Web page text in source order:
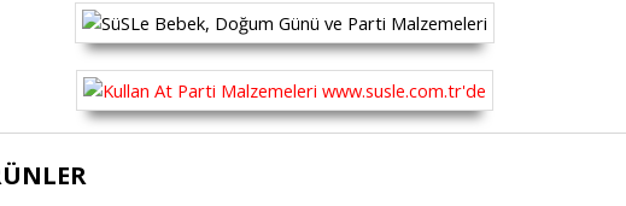
ürün açıklamalarında ve diğer konularda yetersiz gördüğünüz noktaları öneri